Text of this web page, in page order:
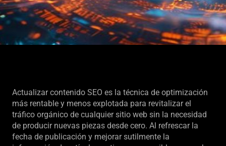
Actualizar contenido SEO es la técnica de optimización
más rentable y menos explotada para revitalizar el
tráfico orgánico de cualquier sitio web sin la necesidad
de producir nuevas piezas desde cero. Al refrescar la
fecha de publicación y mejorar sutilmente la